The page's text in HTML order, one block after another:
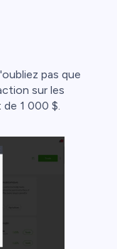
pas que
sur les
1 000 $.